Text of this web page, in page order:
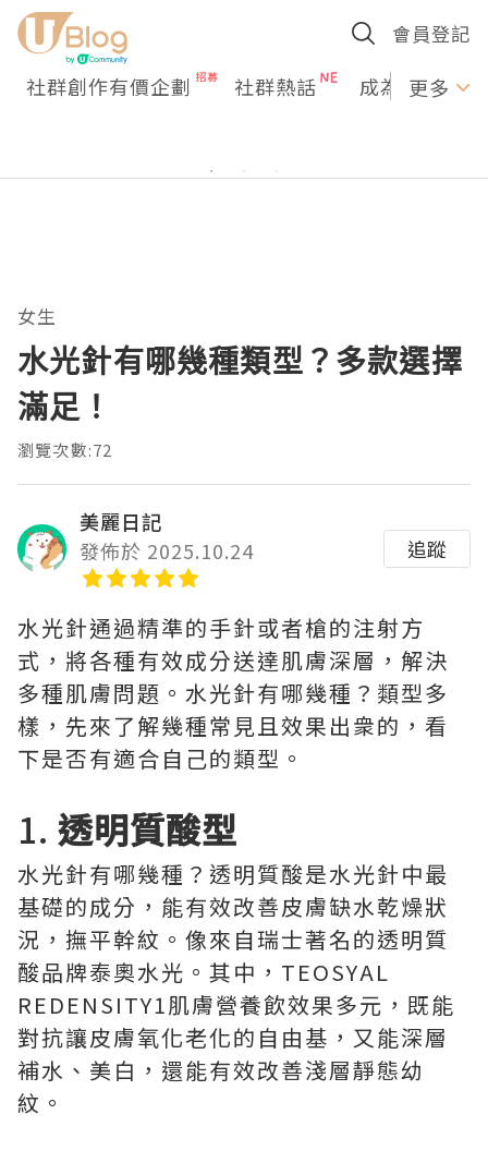
會員登記
社群創作有價企劃 社群熱話 成為U更多
女生
水光針有哪幾種類型？多款選擇
滿足！
瀏覽次數:72
美麗日記
發佈於 2025.10.24
追蹤
水光針通過精準的手針或者槍的注射方
式，將各種有效成分送達肌膚深層，解決
多種肌膚問題。水光針有哪幾種？類型多
樣，先來了解幾種常見且效果出衆的，看
下是否有適合自己的類型。
1. 透明質酸型
水光針有哪幾種？透明質酸是水光針中最
基礎的成分，能有效改善皮膚缺水乾燥狀
況，撫平幹紋。像來自瑞士著名的透明質
酸品牌泰奧水光。其中，TEOSYAL
REDENSITY1肌膚營養飲效果多元，既能
對抗讓皮膚氧化老化的自由基，又能深層
補水、美白，還能有效改善淺層靜態幼
紋。